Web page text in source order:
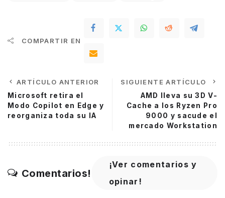
COMPARTIR EN
ARTÍCULO ANTERIOR
Microsoft retira el
Modo Copilot en Edge y
reorganiza toda su IA
SIGUIENTE ARTÍCULO
AMD lleva su 3D V-
Cache a los Ryzen Pro
9000 y sacude el
mercado Workstation
Comentarios!
¡Ver comentarios y
opinar!